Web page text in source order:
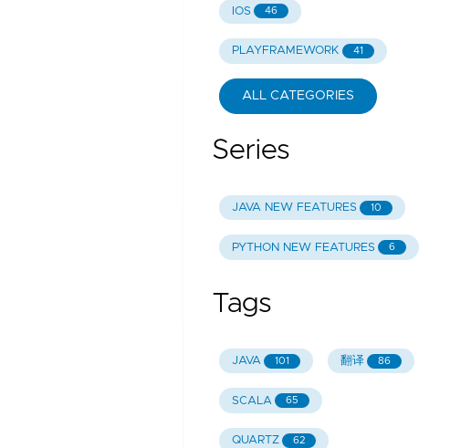
IOS 46
PLAYFRAMEWORK 41
ALL CATEGORIES
Series
JAVA NEW FEATURES 10
PYTHON NEW FEATURES 6
Tags
JAVA 101 翻译 86
SCALA 65
QUARTZ 62